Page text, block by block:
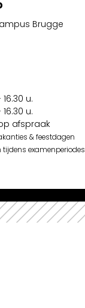
Brugge
u.
u.
afspraak
& feestdagen
examenperiodes